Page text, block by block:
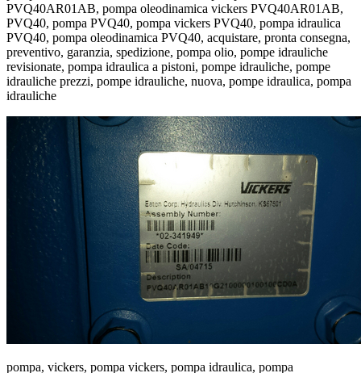
PVQ40AR01AB, pompa oleodinamica vickers PVQ40AR01AB,
PVQ40, pompa PVQ40, pompa vickers PVQ40, pompa idraulica
PVQ40, pompa oleodinamica PVQ40, acquistare, pronta consegna,
preventivo, garanzia, spedizione, pompa olio, pompe idrauliche
revisionate, pompa idraulica a pistoni, pompe idrauliche, pompe
idrauliche prezzi, pompe idrauliche, nuova, pompe idraulica, pompa
idrauliche
pompa, vickers, pompa vickers, pompa idraulica, pompa